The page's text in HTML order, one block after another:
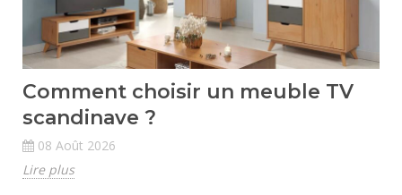
Comment choisir un meuble TV
scandinave ?
08 Août 2026
Lire plus